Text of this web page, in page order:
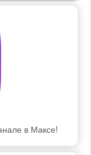
в Максе!